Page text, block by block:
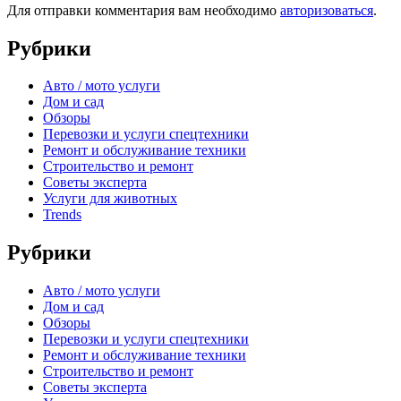
Для отправки комментария вам необходимо авторизоваться.
Рубрики
Авто / мото услуги
Дом и сад
Обзоры
Перевозки и услуги спецтехники
Ремонт и обслуживание техники
Строительство и ремонт
Советы эксперта
Услуги для животных
Trends
Рубрики
Авто / мото услуги
Дом и сад
Обзоры
Перевозки и услуги спецтехники
Ремонт и обслуживание техники
Строительство и ремонт
Советы эксперта